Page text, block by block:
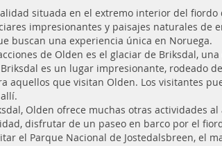
situada en el extremo interior del fiordo
impresionantes y paisajes naturales de
buscan una experiencia única en Noruega.
de Olden es el glaciar de Briksdal,
es un lugar impresionante, rodeado
aquellos que visitan Olden. Los visitantes
Olden ofrece muchas otras actividades
disfrutar de un paseo en barco por el
el Parque Nacional de Jostedalsbreen, el